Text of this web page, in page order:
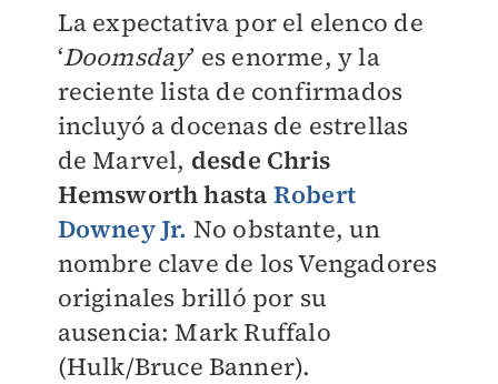
La expectativa por el elenco de
‘Doomsday’ es enorme, y la
reciente lista de confirmados
incluyó a docenas de estrellas
de Marvel, desde Chris
Hemsworth hasta Robert
Downey Jr. No obstante, un
nombre clave de los Vengadores
originales brilló por su
ausencia: Mark Ruffalo
(Hulk/Bruce Banner).